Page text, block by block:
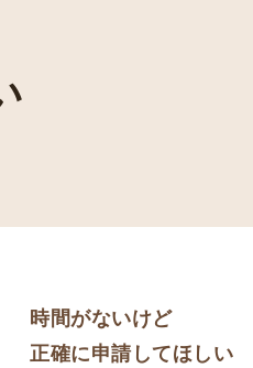
時間がないけど
正確に申請してほしい